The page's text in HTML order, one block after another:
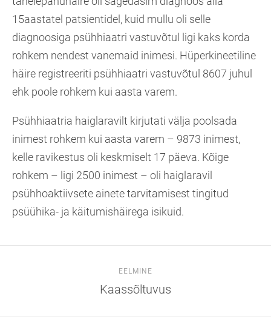
15aastatel patsientidel, kuid mullu oli selle
diagnoosiga psühhiaatri vastuvõtul ligi kaks korda
rohkem nendest vanemaid inimesi. Hüperkineetiline
häire registreeriti psühhiaatri vastuvõtul 8607 juhul
ehk poole rohkem kui aasta varem.
Psühhiaatria haiglaravilt kirjutati välja poolsada
inimest rohkem kui aasta varem – 9873 inimest,
kelle ravikestus oli keskmiselt 17 päeva. Kõige
rohkem – ligi 2500 inimest – oli haiglaravil
psühhoaktiivsete ainete tarvitamisest tingitud
psüühika- ja käitumishäirega isikuid.
EELMINE
Kaassõltuvus